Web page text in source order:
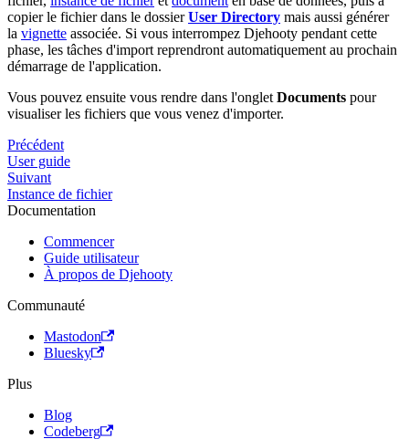
copier le fichier dans le dossierUser Directory mais aussi générer
la vignette associée. Si vous interrompez Djehooty pendant cette
phase, les tâches d'import reprendront automatiquement au prochain
démarrage de l'application.
Vous pouvez ensuite vous rendre dans l'onglet Documents pour
visualiser les fichiers que vous venez d'importer.
Précédent
User guide
Suivant
Instance de fichier
Documentation
Commencer
Guide utilisateur
À propos de Djehooty
Communauté
Mastodon
Bluesky
Plus
Blog
Codeberg